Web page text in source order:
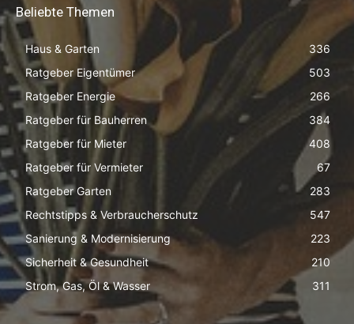
Beliebte Themen
Haus & Garten
336
Ratgeber Eigentümer
503
Ratgeber Energie
266
Ratgeber für Bauherren
384
Ratgeber für Mieter
408
Ratgeber für Vermieter
67
Ratgeber Garten
283
Rechtstipps & Verbraucherschutz
547
Sanierung & Modernisierung
223
Sicherheit & Gesundheit
210
Strom, Gas, Öl & Wasser
311